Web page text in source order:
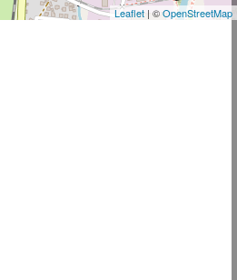
Leaflet | ©OpenStreetMap